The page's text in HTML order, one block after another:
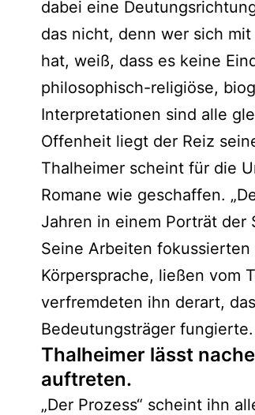
dabei eine
das nicht, denn wer sich
hat, weiß, dass es keine
philosophisch-religiöse,
Interpretationen sind alle
Offenheit liegt der Reiz
Thalheimer scheint für die
Romane wie geschaffen.
Jahren in einem Porträt der
Seine Arbeiten
Körpersprache, ließen vom
verfremdeten ihn derart,
Bedeutungsträger fungierte.
Thalheimer lässt
auftreten.
„Der Prozess“ scheint ihn